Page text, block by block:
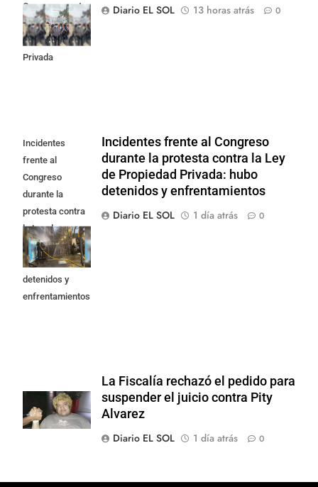
Congreso contra
la Ley de
Propiedad
Privada
Diario EL SOL
13 horas atrás 0
Incidentes
frente al
Congreso
durante la
protesta contra
la Ley de
Propiedad
Privada: hubo
detenidos y
enfrentamientos
Incidentes frente al Congreso
durante la protesta contra la Ley
de Propiedad Privada: hubo
detenidos y enfrentamientos
Diario EL SOL
1 día atrás 0
La Fiscalía rechazó el pedido para
suspender el juicio contra Pity
Alvarez
Diario EL SOL
1 día atrás 0